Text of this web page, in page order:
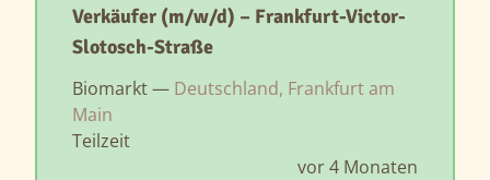
Verkäufer (m/w/d) – Frankfurt-Victor-
Slotosch-Straße
Biomarkt — Deutschland, Frankfurt am
Main
Teilzeit
vor 4 Monaten